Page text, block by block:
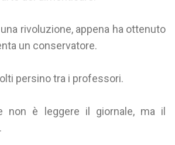
rivoluzione, appena ha ottenuto
un conservatore.
persino tra i professori.
non è leggere il giornale, ma il